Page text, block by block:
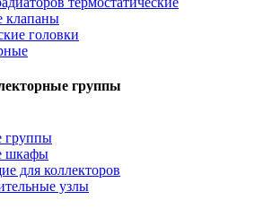
клапаны
головки
группы
группы
шкафы
для коллекторов
узлы